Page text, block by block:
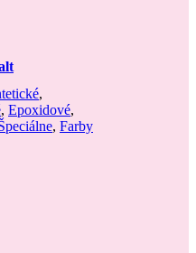
,
, Epoxidové,
, Farby